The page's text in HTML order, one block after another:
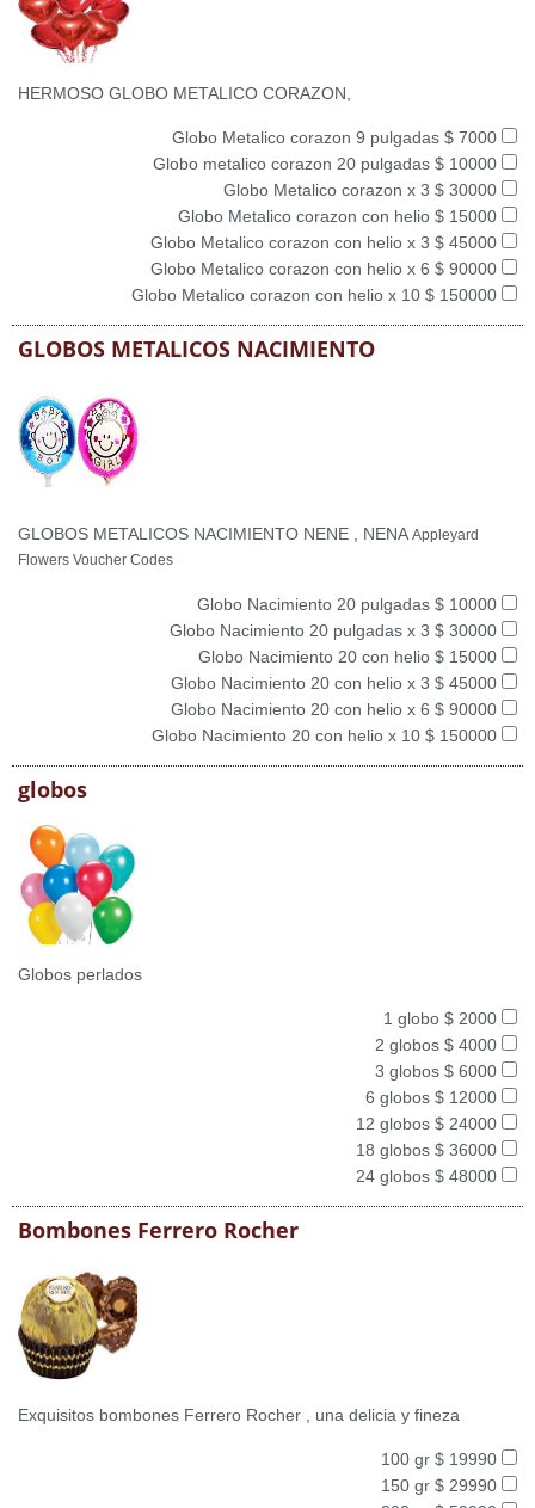
HERMOSO GLOBO METALICO CORAZON,
Globo Metalico corazon 9 pulgadas $ 7000
Globo metalico corazon 20 pulgadas $ 10000
Globo Metalico corazon x 3 $ 30000
Globo Metalico corazon con helio $ 15000
Globo Metalico corazon con helio x 3 $ 45000
Globo Metalico corazon con helio x 6 $ 90000
Globo Metalico corazon con helio x 10 $ 150000
GLOBOS METALICOS NACIMIENTO
GLOBOS METALICOS NACIMIENTO NENE , NENA Appleyard
Flowers Voucher Codes
Globo Nacimiento 20 pulgadas $ 10000
Globo Nacimiento 20 pulgadas x 3 $ 30000
Globo Nacimiento 20 con helio $ 15000
Globo Nacimiento 20 con helio x 3 $ 45000
Globo Nacimiento 20 con helio x 6 $ 90000
Globo Nacimiento 20 con helio x 10 $ 150000
globos
Globos perlados
1 globo $ 2000
2 globos $ 4000
3 globos $ 6000
6 globos $ 12000
12 globos $ 24000
18 globos $ 36000
24 globos $ 48000
Bombones Ferrero Rocher
Exquisitos bombones Ferrero Rocher , una delicia y fineza
100 gr $ 19990
150 gr $ 29990